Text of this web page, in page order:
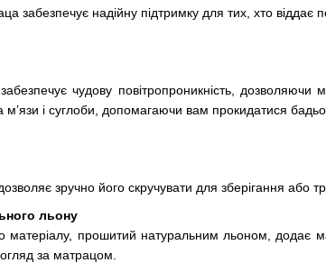
забезпечує надійну підтримку для тих, хто віддає
чудову повітропроникність,
і суглоби, допомагаючи вам прокидатися
зручно його скручувати для зберігання
льону
матеріалу, прошитий натуральним льоном, додає
за матрацом.